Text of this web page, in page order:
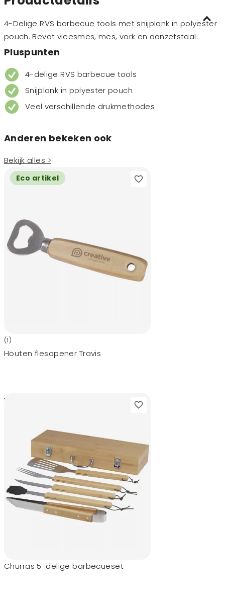
4-Delige RVS barbecue tools met snijplank in polyester
pouch. Bevat vleesmes, mes, vork en aanzetstaal.
Pluspunten
4-delige RVS barbecue tools
Snijplank in polyester pouch
Veel verschillende drukmethodes
Anderen bekeken ook
Bekijk alles >
Eco artikel
(1)
Houten flesopener Travis
vanaf
Churras 5-delige barbecueset